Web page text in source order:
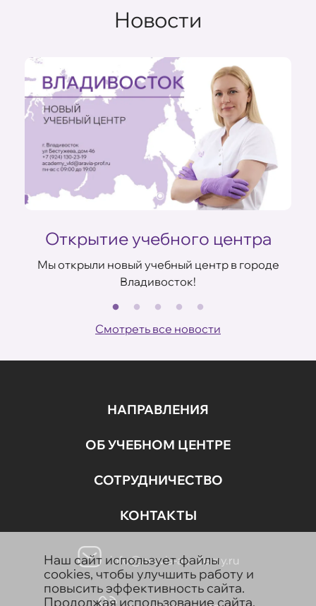
Новости
Открытие учебного центра
Мы открыли новый учебный центр в городе
Владивосток!
Смотреть все новости
НАПРАВЛЕНИЯ
ОБ УЧЕБНОМ ЦЕНТРЕ
СОТРУДНИЧЕСТВО
КОНТАКТЫ
info@aravia-academy.ru
Наш сайт использует файлы
cookies, чтобы улучшить работу и
повысить эффективность сайта.
Продолжая использование сайта,